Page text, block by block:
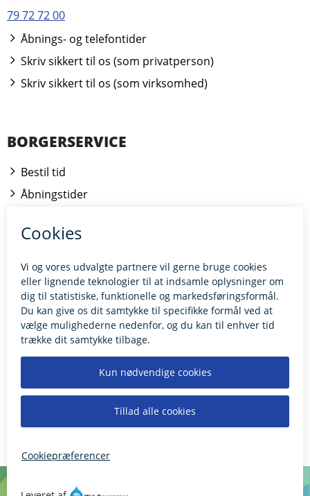
79 72 72 00
Åbnings- og telefontider
Skriv sikkert til os (som privatperson)
Skriv sikkert til os (som virksomhed)
BORGERSERVICE
Bestil tid
Åbningstider
Kontakt borgerrådgiveren
BILLUND.DK
Tilgængelighedserklæring
Giv feedback til hjemmesiden